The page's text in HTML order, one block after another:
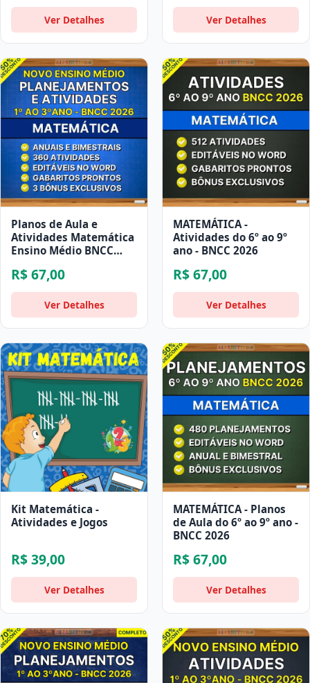
Ver Detalhes Ver Detalhes
Planos de Aula e
Atividades Matemática
Ensino Médio BNCC
R$ 67,00
Ver Detalhes
MATEMÁTICA -
Atividades do 6º ao 9º
ano - BNCC 2026
R$ 67,00
Ver Detalhes
Kit Matemática -
Atividades e Jogos
R$ 39,00
Ver Detalhes
MATEMÁTICA - Planos
de Aula do 6º ao 9º ano -
BNCC 2026
R$ 67,00
Ver Detalhes